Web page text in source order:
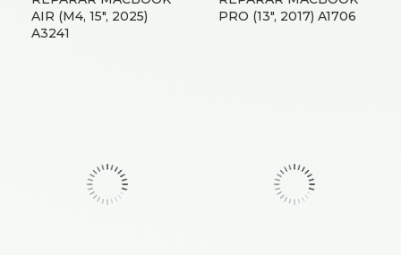
AIR (M4, 15″, 2025)
A3241
PRO (13″, 2017) A1706